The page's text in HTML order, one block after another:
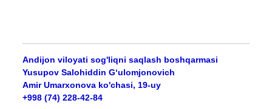
Andijon viloyati sog'liqni saqlash boshqarmasi
Yusupov Salohiddin G‘ulomjonovich
Amir Umarxonova ko'chasi, 19-uy
+998 (74) 228-42-84